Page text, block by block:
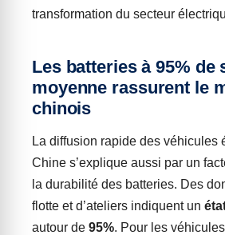
transformation du secteur
Les batteries à 95% de
moyenne rassurent le
chinois
La diffusion rapide des véhicules
Chine s’explique aussi par un
la durabilité des batteries. Des
flotte et d’ateliers indiquent un
autour de 95%. Pour les